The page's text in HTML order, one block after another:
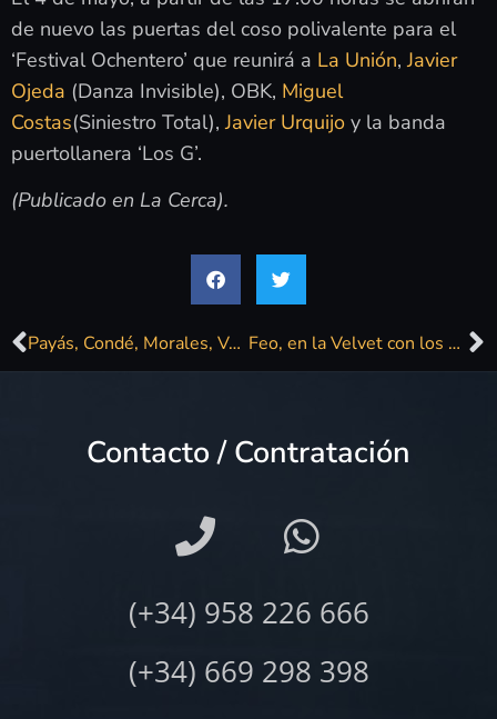
de nuevo las puertas del coso polivalente para el
‘Festival Ochentero’ que reunirá a La Unión,Javier
Ojeda (Danza Invisible), OBK, Miguel
Costas(Siniestro Total),Javier Urquijo y la banda
puertollanera ‘Los G’.
(Publicado en La Cerca).
Payás, Condé, Morales, Vogel y Fadiman. Ellas, primera entrega. Feo, en la Velvet con los kilates que da la veteranía
Contacto / Contratación
(+34) 958 226 666
(+34) 669 298 398